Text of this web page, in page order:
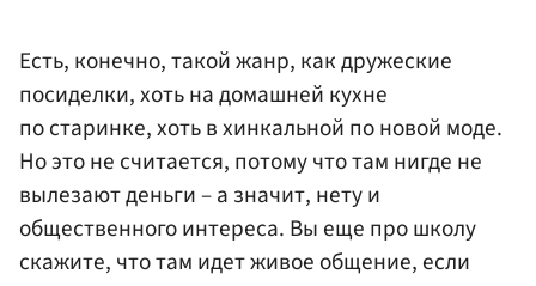
Есть, конечно, такой жанр, как дружеские
посиделки, хоть на домашней кухне
по старинке, хоть в хинкальной по новой моде.
Но это не считается, потому что там нигде не
вылезают деньги – а значит, нету и
общественного интереса. Вы еще про школу
скажите, что там идет живое общение, если